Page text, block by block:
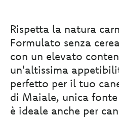
Rispetta la natura
Formulato senza
con un elevato
un'altissima
perfetto per il tuo
di Maiale, unica
è ideale anche per